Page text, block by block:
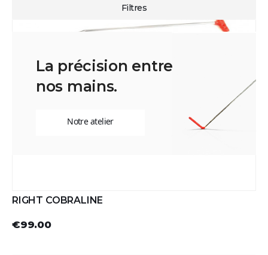
La précision entre
nos mains.
Notre atelier
RIGHT COBRALINE
€99.00